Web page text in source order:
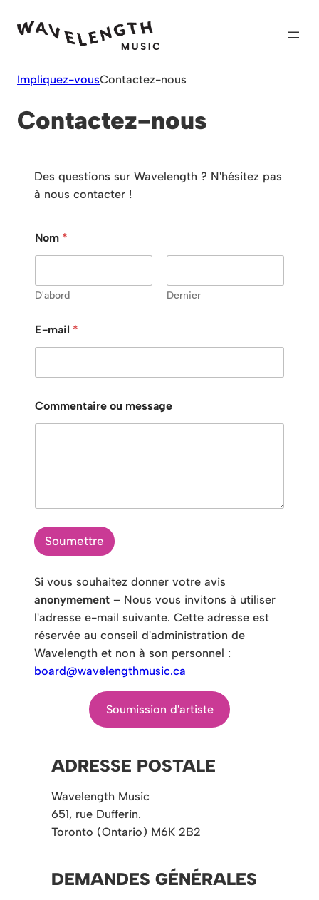
Impliquez-vousContactez-nous
Contactez-nous
Des questions sur Wavelength ? N'hésitez pas
à nous contacter !
Nom *
D'abord Dernier
E-mail *
Commentaire ou message
Soumettre
Si vous souhaitez donner votre avis
anonymement – Nous vous invitons à utiliser
l'adresse e-mail suivante. Cette adresse est
réservée au conseil d'administration de
Wavelength et non à son personnel :
board@wavelengthmusic.ca
Soumission d'artiste
ADRESSE POSTALE
Wavelength Music
651, rue Dufferin.
Toronto (Ontario) M6K 2B2
DEMANDES GÉNÉRALES